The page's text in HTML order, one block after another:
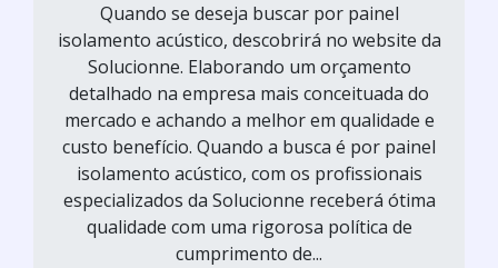
Quando se deseja buscar por painel
isolamento acústico, descobrirá no website da
Solucionne. Elaborando um orçamento
detalhado na empresa mais conceituada do
mercado e achando a melhor em qualidade e
custo benefício. Quando a busca é por painel
isolamento acústico, com os profissionais
especializados da Solucionne receberá ótima
qualidade com uma rigorosa política de
cumprimento de...